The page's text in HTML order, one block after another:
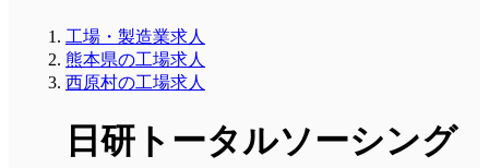
工場・製造業求人
熊本県の工場求人
西原村の工場求人
日研トータルソーシング